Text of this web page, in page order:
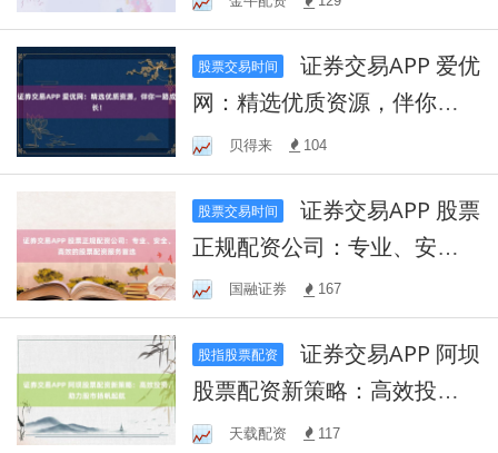
股票交易时间
证券交易APP 爱优
网：精选优质资源，伴你一
路成长！
贝得来 104
股票交易时间
证券交易APP 股票
正规配资公司：专业、安
全、高效的股票配资服务首
选
国融证券 167
股指股票配资
证券交易APP 阿坝
股票配资新策略：高效投
资，助力股市扬帆起航
天载配资 117